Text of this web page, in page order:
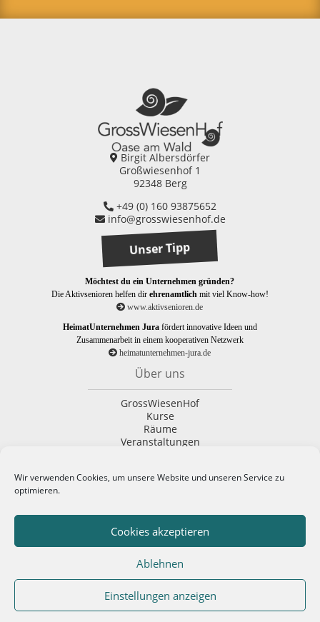
Wir verwenden Cookies, um unsere Website und unseren Service zu
optimieren.
Cookies akzeptieren
Ablehnen
Einstellungen anzeigen
Birgit Albersdörfer
Großwiesenhof 1
92348 Berg
+49 (0) 160 93875652
info@grosswiesenhof.de
Unser Tipp
Möchtest du ein Unternehmen gründen?
Die Aktivsenioren helfen dir ehrenamtlichmit viel Know-how!
www.aktivsenioren.de
HeimatUnternehmen Jura fördert innovative Ideen und
Zusammenarbeit in einem kooperativen Netzwerk
heimatunternehmen-jura.de
Über uns
GrossWiesenHof
Kurse
Räume
Veranstaltungen
Rechtliches
Datenschutzerklärung
AGBs
Cookie-Richtlinie (EU)